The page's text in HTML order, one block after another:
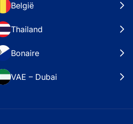
België
Thailand
Bonaire
VAE – Dubai